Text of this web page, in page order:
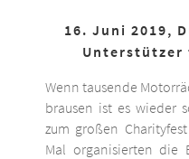
16. Juni 2019,
Unterstützer
Wenn tausende
brausen ist es wieder
zum großen
Mal organisierten die